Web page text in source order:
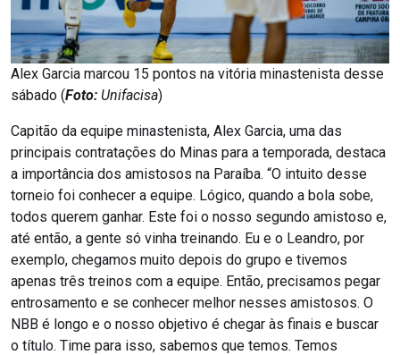
Alex Garcia marcou 15 pontos na vitória minastenista desse
sábado (Foto: Unifacisa)
Capitão da equipe minastenista, Alex Garcia, uma das
principais contratações do Minas para a temporada, destaca
a importância dos amistosos na Paraíba. “O intuito desse
torneio foi conhecer a equipe. Lógico, quando a bola sobe,
todos querem ganhar. Este foi o nosso segundo amistoso e,
até então, a gente só vinha treinando. Eu e o Leandro, por
exemplo, chegamos muito depois do grupo e tivemos
apenas três treinos com a equipe. Então, precisamos pegar
entrosamento e se conhecer melhor nesses amistosos. O
NBB é longo e o nosso objetivo é chegar às finais e buscar
o título. Time para isso, sabemos que temos. Temos